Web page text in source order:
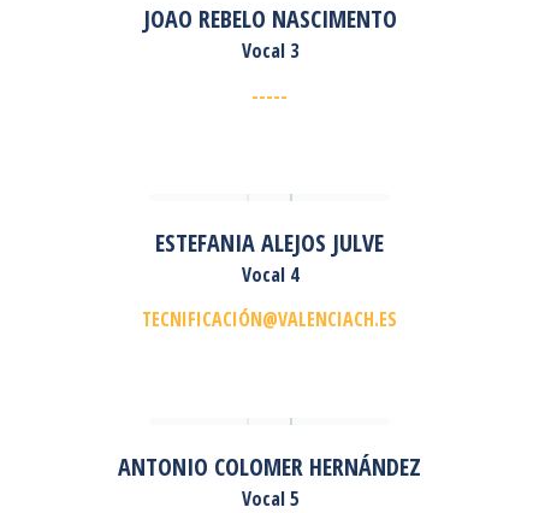
JOAO REBELO NASCIMENTO
Vocal 3
-----
ESTEFANIA ALEJOS JULVE
Vocal 4
TECNIFICACIÓN@VALENCIACH.ES
ANTONIO COLOMER HERNÁNDEZ
Vocal 5